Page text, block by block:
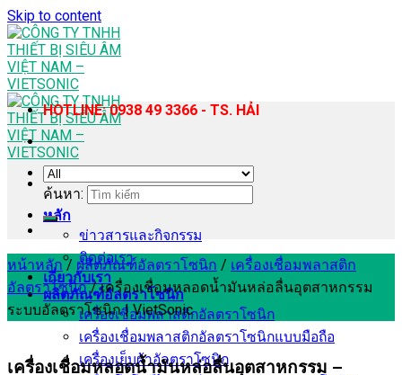
Skip to content
หลัก
ข่าวสารและกิจกรรม
ติดต่อเรา
เกี่ยวกับเรา
ผลิตภัณฑ์อัลตราโซนิก
เครื่องเชื่อมพลาสติกอัลตราโซนิก
เครื่องเชื่อมพลาสติกอัลตราโซนิกแบบมือถือ
เครื่องเย็บผ้าอัลตราโซนิก
HOTLINE: 0938 49 3366 - TS. HẢI
ค้นหา:
หน้าหลัก / ผลิตภัณฑ์อัลตราโซนิก / เครื่องเชื่อมพลาสติก
อัลตราโซนิก /เครื่องเชื่อมหลอดน้ำมันหล่อลื่นอุตสาหกรรม
ระบบอัลตราโซนิก | VietSonic
เครื่องเชื่อมหลอดน้ำมันหล่อลื่นอุตสาหกรรม –